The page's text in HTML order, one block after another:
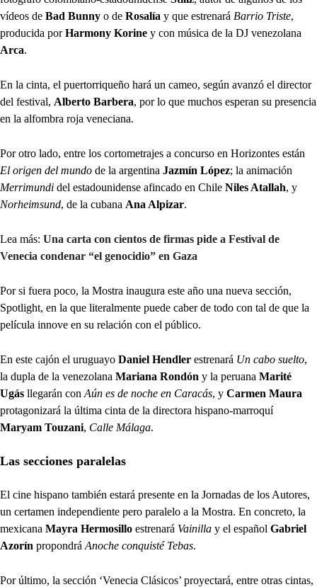
vídeos de Bad Bunny o de Rosalía y que estrenará Barrio Triste,
producida porHarmony Korine y con música de la DJ venezolana
Arca.
En la cinta, el puertorriqueño hará un cameo, según avanzó el director
del festival, Alberto Barbera, por lo que muchos esperan su presencia
en la alfombra roja veneciana.
Por otro lado, entre los cortometrajes a concurso en Horizontes están
El origen del mundo de la argentina Jazmín López; la animación
Merrimundi del estadounidense afincado en Chile Niles Atallah, y
Norheimsund, de la cubana Ana Alpizar.
Lea más: Una carta con cientos de firmas pide a Festival de
Venecia condenar “el genocidio” en Gaza
Por si fuera poco, la Mostra inaugura este año una nueva sección,
Spotlight, en la que literalmente puede caber de todo con tal de que la
película innove en su relación con el público.
En este cajón el uruguayo Daniel Hendler estrenará Un cabo suelto,
la dupla de la venezolana Mariana Rondón y la peruana Marité
Ugás llegarán con Aún es de noche en Caracás, y Carmen Maura
protagonizará la última cinta de la directora hispano-marroquí
Maryam Touzani, Calle Málaga.
Las secciones paralelas
El cine hispano también estará presente en la Jornadas de los Autores,
un certamen independiente pero paralelo a la Mostra. En concreto, la
mexicana Mayra Hermosillo estrenará Vainilla y el español Gabriel
Azorín propondrá Anoche conquisté Tebas.
Por último, la sección ‘Venecia Clásicos’ proyectará, entre otras cintas,